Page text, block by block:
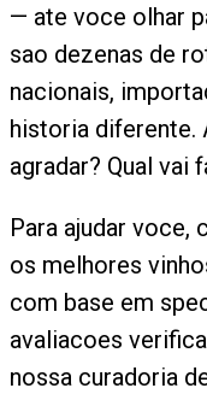
— ate voce olhar
sao dezenas de
nacionais,
historia diferente.
agradar? Qual vai
Para ajudar voce,
os melhores
com base em
avaliacoes
nossa curadoria